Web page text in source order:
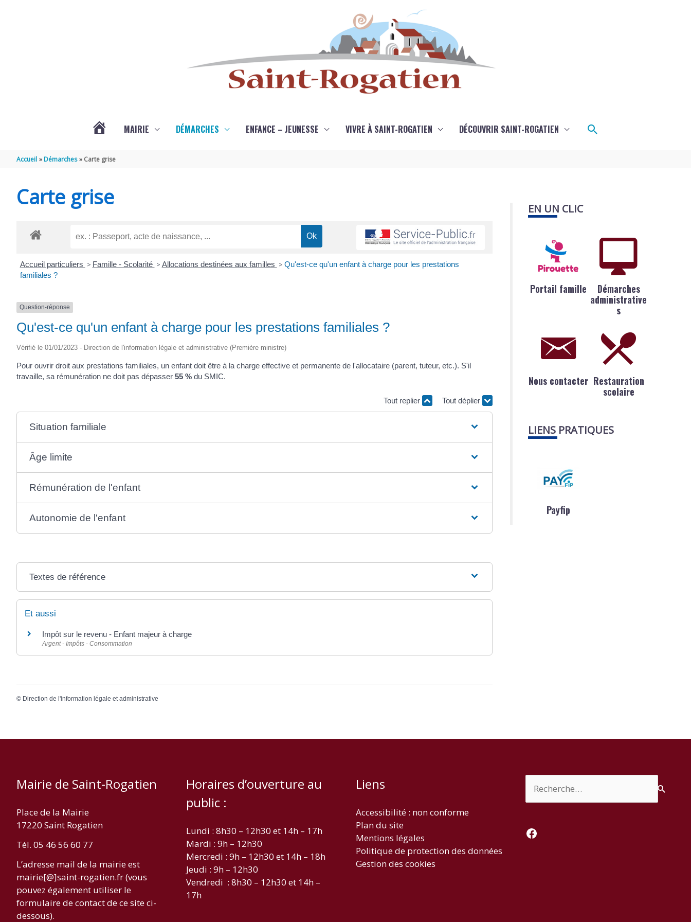
ROGATIEN
MAIRIE DÉMARCHES ENFANCE – JEUNESSE VIVRE À SAINT-ROGATIEN DÉCOUVRIR SAINT-ROGATIEN Rechercher
Accueil Démarches Carte grise
Carte grise
Accueil particuliers > Famille - Scolarité > Allocations destinées aux familles > Qu'est-ce qu'un enfant à charge pour les prestations
familiales ?
Question-réponse
Qu'est-ce qu'un enfant à charge pour les prestations familiales ?
Vérifié le 01/01/2023 - Direction de l'information légale et administrative (Première ministre)
Pour ouvrir droit aux prestations familiales, un enfant doit être à la charge effective et permanente de l'allocataire (parent, tuteur, etc.). S'il
travaille, sa rémunération ne doit pas dépasser 55 % du SMIC.
Tout replier Tout déplier
Situation familiale
Âge limite
Rémunération de l'enfant
Autonomie de l'enfant
Textes de référence
Et aussi
Impôt sur le revenu - Enfant majeur à charge
Argent - Impôts - Consommation
© Direction de l'information légale et administrative
EN UN CLIC
Portail famille
Démarches
administrative
s
Nous contacter Restauration
scolaire
LIENS PRATIQUES
Payfip
Mairie de Saint-Rogatien
Place de la Mairie
17220 Saint Rogatien
Tél. 05 46 56 60 77
L’adresse mail de la mairie est
mairie[@]saint-rogatien.fr (vous
pouvez également utiliser le
formulaire de contact de ce site ci-
dessous).
Horaires d’ouverture au
public :
Lundi : 8h30 – 12h30 et 14h – 17h
Mardi : 9h – 12h30
Mercredi : 9h – 12h30 et 14h – 18h
Jeudi : 9h – 12h30
Vendredi : 8h30 – 12h30 et 14h –
17h
Liens
Accessibilité : non conforme
Plan du site
Mentions légales
Politique de protection des données
Gestion des cookies
Facebook